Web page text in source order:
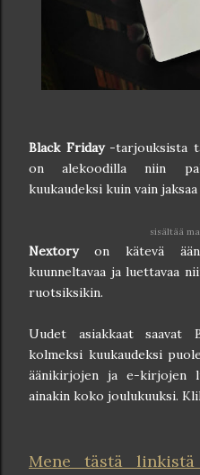
Black Friday-tarjouksista
on alekoodilla niin
kuukaudeksi kuin vain
sisältää
Nextoryon kätevä
kuunneltavaa ja luettavaa
ruotsiksikin.
Uudet asiakkaat saavat
kolmeksi kuukaudeksi
äänikirjojen ja e-kirjojen
ainakin koko joulukuuksi.
Mene tästä